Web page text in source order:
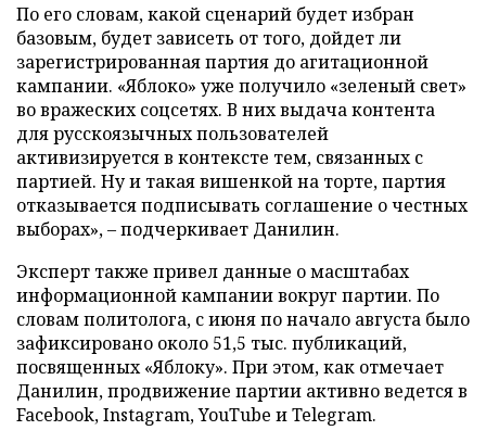
По его словам, какой сценарий будет избран
базовым, будет зависеть от того, дойдет ли
зарегистрированная партия до агитационной
кампании. «Яблоко» уже получило «зеленый свет»
во вражеских соцсетях. В них выдача контента
для русскоязычных пользователей
активизируется в контексте тем, связанных с
партией. Ну и такая вишенкой на торте, партия
отказывается подписывать соглашение о честных
выборах», – подчеркивает Данилин.
Эксперт также привел данные о масштабах
информационной кампании вокруг партии. По
словам политолога, с июня по начало августа было
зафиксировано около 51,5 тыс. публикаций,
посвященных «Яблоку». При этом, как отмечает
Данилин, продвижение партии активно ведется в
Facebook, Instagram, YouTube и Telegram.